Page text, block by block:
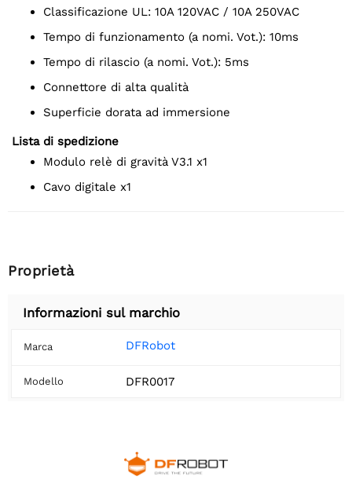
Classificazione UL: 10A 120VAC / 10A 250VAC
Tempo di funzionamento (a nomi. Vot.): 10ms
Tempo di rilascio (a nomi. Vot.): 5ms
Connettore di alta qualità
Superficie dorata ad immersione
Lista di spedizione
Modulo relè di gravità V3.1 x1
Cavo digitale x1
Proprietà
Informazioni sul marchio
Marca DFRobot
Modello DFR0017